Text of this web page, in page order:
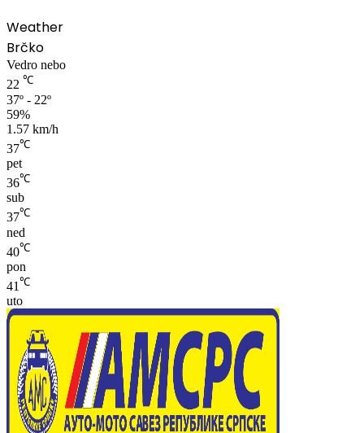
Weather
Brčko
Vedro nebo
22 ℃
37º - 22º
59%
1.57 km/h
37℃
pet
36℃
sub
37℃
ned
40℃
pon
41 ℃
uto